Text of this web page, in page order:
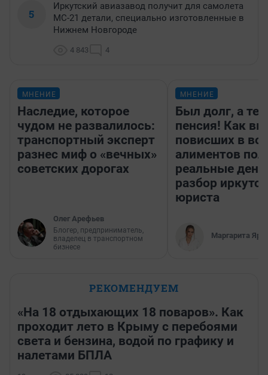
5
Иркутский авиазавод получит для самолета
МС-21 детали, специально изготовленные в
Нижнем Новгороде
4 843 4
МНЕНИЕ
Наследие, которое
чудом не развалилось:
транспортный эксперт
разнес миф о «вечных»
советских дорогах
Олег Арефьев
Блогер, предприниматель,
владелец в транспортном
бизнесе
МНЕНИЕ
Был долг, а
пенсия! Как
повисших в
алиментов
реальные
разбор
юриста
Маргарита
РЕКОМЕНДУЕМ
«На 18 отдыхающих 18 поваров». Как
проходит лето в Крыму с перебоями
света и бензина, водой по графику и
налетами БПЛА